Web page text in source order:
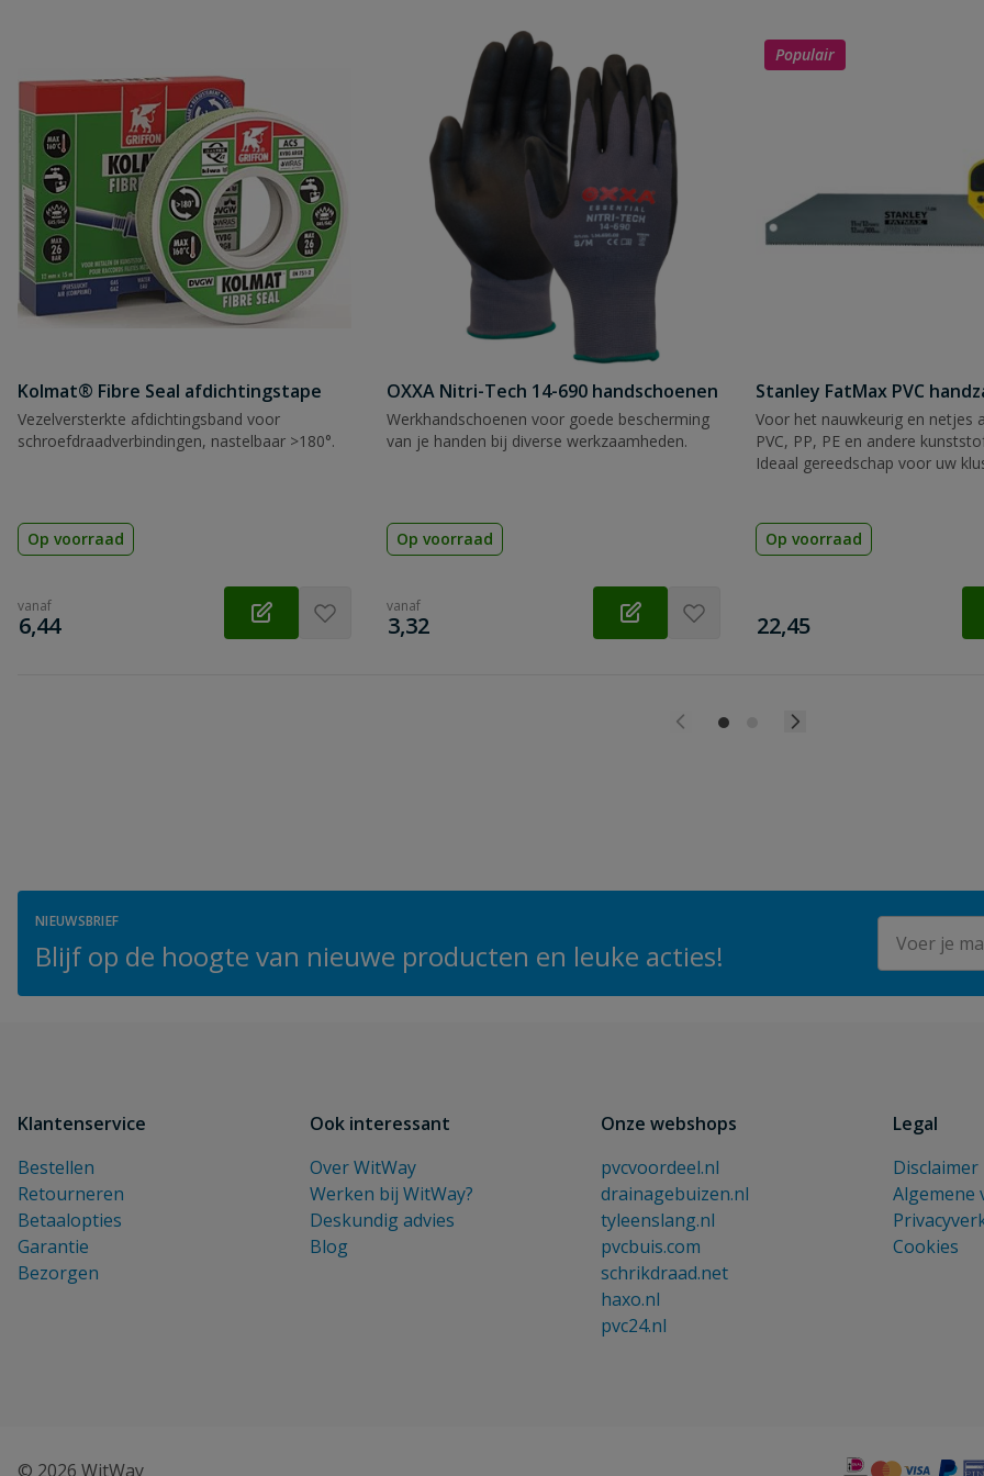
Beoordeling versturen
Kolmat® Fibre Seal afdichtingstape
Vezelversterkte afdichtingsband voor
schroefdraadverbindingen, nastelbaar >180°.
Op voorraad
vanaf
€
6,44
OXXA Nitri-Tech 14-690 handschoenen
Werkhandschoenen voor goede bescherming
van je handen bij diverse werkzaamheden.
Op voorraad
vanaf
€
3,32
Populair
Stanley FatMax PVC
Voor het nauwkeurig en netjes
PVC, PP, PE en andere
Ideaal gereedschap voor uw
Op voorraad
€
22,45
NIEUWSBRIEF
Blijf op de hoogte van nieuwe producten en leuke acties!
Klantenservice
Bestellen
Retourneren
Betaalopties
Garantie
Bezorgen
Ook interessant
Over WitWay
Werken bij WitWay?
Deskundig advies
Blog
Onze webshops
pvcvoordeel.nl
drainagebuizen.nl
tyleenslang.nl
pvcbuis.com
schrikdraad.net
haxo.nl
pvc24.nl
Legal
Disclaimer
Algemene
Cookies
© 2026 WitWay